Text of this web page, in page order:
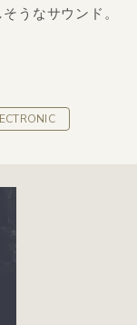
うなサウンド。